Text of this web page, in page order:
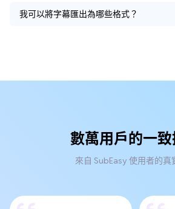
我可以將字幕匯出為哪些格式？
數萬用戶的一
來自 SubEasy 使用者的真